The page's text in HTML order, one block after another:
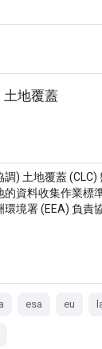
土地覆蓋
調) 土地覆蓋
的資料收集作業標
境署 (EEA) 負責
esa eu